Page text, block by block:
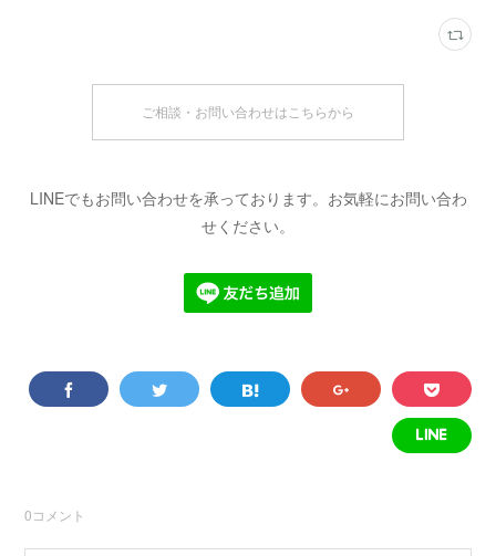
ご相談・お問い合わせはこちらから
LINEでもお問い合わせを承っております。お気軽にお問い合わ
せください。
0コメント